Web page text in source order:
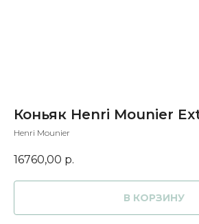
Коньяк Henri Mounier
Henri Mounier
16760,00 р.
В КОРЗИНУ